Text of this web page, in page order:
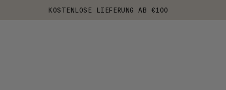
KOSTENLOSE LIEFERUNG AB €100